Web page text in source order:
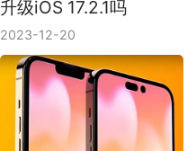
升级iOS 17.2.1吗
2023-12-20